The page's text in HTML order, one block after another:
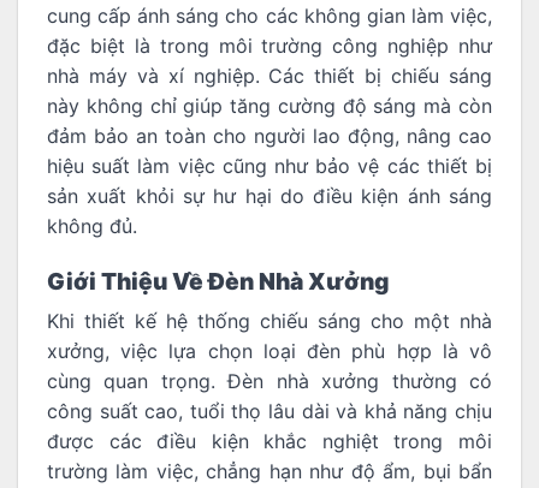
cung cấp ánh sáng cho các không gian làm việc,
đặc biệt là trong môi trường công nghiệp như
nhà máy và xí nghiệp. Các thiết bị chiếu sáng
này không chỉ giúp tăng cường độ sáng mà còn
đảm bảo an toàn cho người lao động, nâng cao
hiệu suất làm việc cũng như bảo vệ các thiết bị
sản xuất khỏi sự hư hại do điều kiện ánh sáng
không đủ.
Giới Thiệu Về Đèn Nhà Xưởng
Khi thiết kế hệ thống chiếu sáng cho một nhà
xưởng, việc lựa chọn loại đèn phù hợp là vô
cùng quan trọng. Đèn nhà xưởng thường có
công suất cao, tuổi thọ lâu dài và khả năng chịu
được các điều kiện khắc nghiệt trong môi
trường làm việc, chẳng hạn như độ ẩm, bụi bẩn